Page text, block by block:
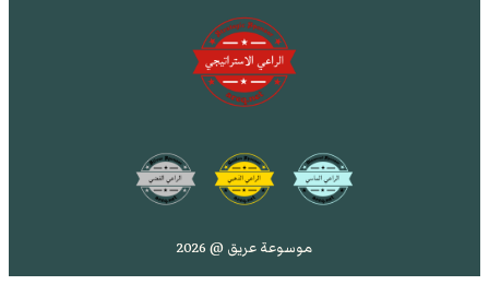
موسوعة عريق @ 2026